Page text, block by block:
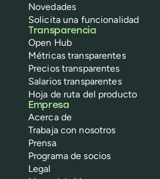
Novedades
Solicita una funcionalidad
Transparencia
Open Hub
Métricas transparentes
Precios transparentes
Salarios transparentes
Hoja de ruta del producto
Empresa
Acerca de
Trabaja con nosotros
Prensa
Programa de socios
Legal